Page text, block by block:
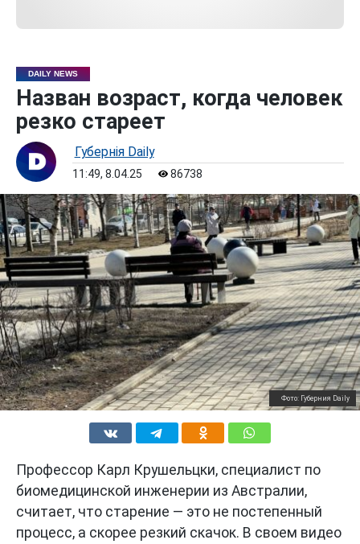
DAILY NEWS
Назван возраст, когда человек
резко стареет
Губернiя Daily
11:49, 8.04.25 86738
Фото: Губерния Daily
Профессор Карл Крушельцки, специалист по
биомедицинской инженерии из Австралии,
считает, что старение — это не постепенный
процесс, а скорее резкий скачок. В своем видео